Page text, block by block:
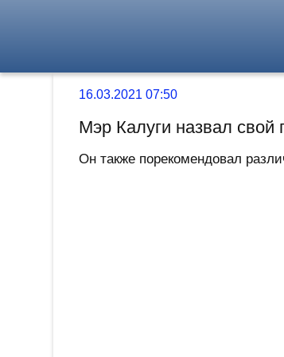
16.03.2021 07:50
Мэр Калуги назвал свой
Он также порекомендовал